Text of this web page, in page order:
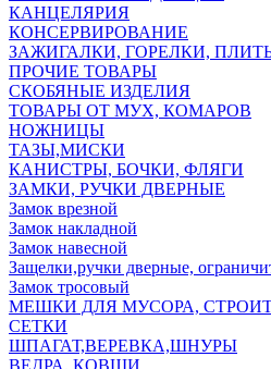
КАНЦЕЛЯРИЯ
КОНСЕРВИРОВАНИЕ
ЗАЖИГАЛКИ, ГОРЕЛКИ,
ПРОЧИЕ ТОВАРЫ
СКОБЯНЫЕ ИЗДЕЛИЯ
ТОВАРЫ ОТ МУХ, КОМАРОВ
НОЖНИЦЫ
ТАЗЫ,МИСКИ
КАНИСТРЫ, БОЧКИ, ФЛЯГИ
ЗАМКИ, РУЧКИ ДВЕРНЫЕ
Замок врезной
Замок накладной
Замок навесной
Защелки,ручки дверные,
Замок тросовый
МЕШКИ ДЛЯ МУСОРА,
СЕТКИ
ШПАГАТ,ВЕРЕВКА,ШНУРЫ
ВЕДРА, КОВШИ